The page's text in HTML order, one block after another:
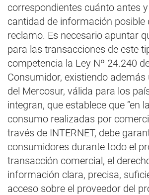
correspondientes cuánto antes
cantidad de información posible
reclamo. Es necesario apuntar
para las transacciones de este
competencia la Ley Nº 24.240
Consumidor, existiendo además
del Mercosur, válida para los
integran, que establece que “en
consumo realizadas por
través de INTERNET, debe
consumidores durante todo el
transacción comercial, el
información clara, precisa,
acceso sobre el proveedor del